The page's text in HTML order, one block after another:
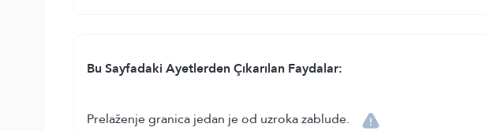
Bu Sayfadaki Ayetlerden Çıkarılan Faydalar:
Prelaženje granica jedan je od uzroka zablude.